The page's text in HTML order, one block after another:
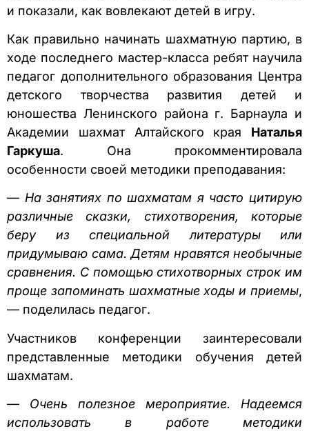
и показали, как вовлекают детей в игру.
Как правильно начинать шахматную партию, в
ходе последнего мастер-класса ребят научила
педагог дополнительного образования Центра
детского творчества развития детей и
юношества Ленинского района г. Барнаула и
Академии шахмат Алтайского края Наталья
Гаркуша. Она прокомментировала
особенности своей методики преподавания:
— На занятиях по шахматам я часто цитирую
различные сказки, стихотворения, которые
беру из специальной литературы или
придумываю сама. Детям нравятся необычные
сравнения. С помощью стихотворных строк им
проще запоминать шахматные ходы и приемы,
— поделилась педагог.
Участников конференции заинтересовали
представленные методики обучения детей
шахматам.
— Очень полезное мероприятие. Надеемся
использовать в работе методики